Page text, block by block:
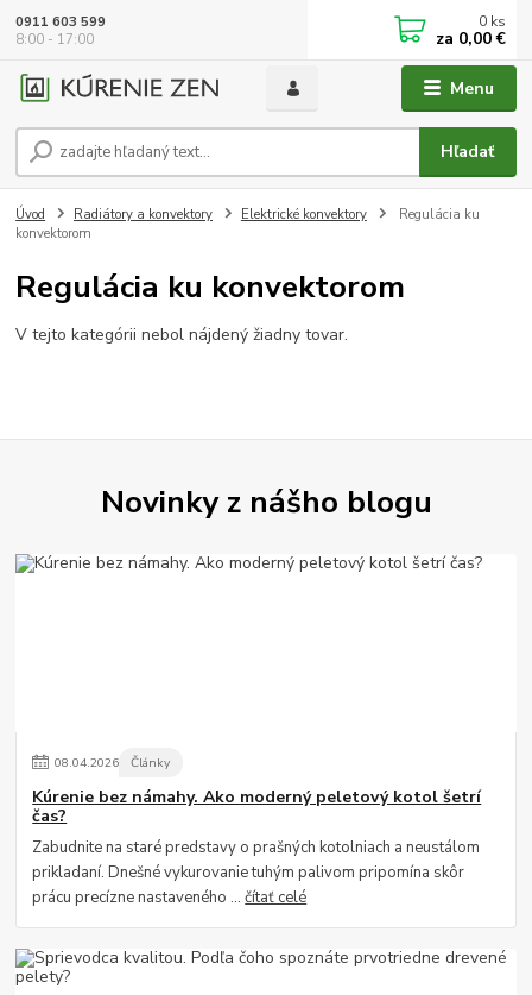
Menu
Hľadať
0911 603 599
8:00 - 17:00
0 ks
za 0,00 €
Úvod Radiátory a konvektory Elektrické konvektory
Regulácia ku
konvektorom
Regulácia ku konvektorom
V tejto kategórii nebol nájdený žiadny tovar.
Novinky z nášho blogu
08.04.2026 Články
Kúrenie bez námahy. Ako moderný peletový kotol šetrí
čas?
Zabudnite na staré predstavy o prašných kotolniach a neustálom
prikladaní. Dnešné vykurovanie tuhým palivom pripomína skôr
prácu precízne nastaveného ...čítať celé